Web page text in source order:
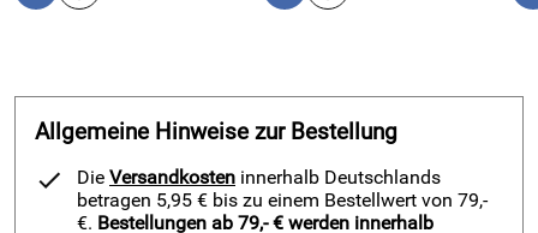
abgesteppte Quernähte für gleichmäßige Raffung
Beschwerungsstäbe oben und unten, Stecksystem
Fensterhaken aus Edelstahl
Raffrollos aus 100% Polyester sind sehr pflegeleicht. Wie
Allgemeine Hinweise zur Bestellung
Die Versandkosten innerhalb Deutschlands
betragen 5,95 € bis zu einem Bestellwert von 79,-
€. Bestellungen ab 79,- € werden innerhalb